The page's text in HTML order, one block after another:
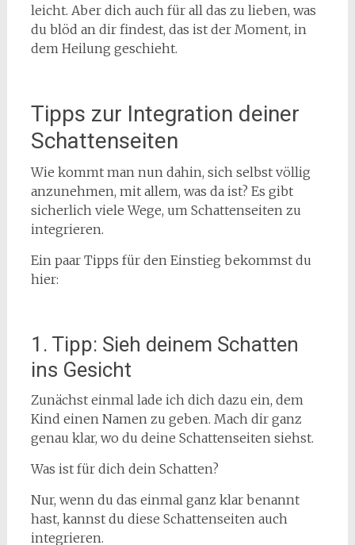
leicht. Aber dich auch für all das zu lieben, was
du blöd an dir findest, das ist der Moment, in
dem Heilung geschieht.
Tipps zur Integration deiner
Schattenseiten
Wie kommt man nun dahin, sich selbst völlig
anzunehmen, mit allem, was da ist? Es gibt
sicherlich viele Wege, um Schattenseiten zu
integrieren.
Ein paar Tipps für den Einstieg bekommst du
hier:
1. Tipp: Sieh deinem Schatten
ins Gesicht
Zunächst einmal lade ich dich dazu ein, dem
Kind einen Namen zu geben. Mach dir ganz
genau klar, wo du deine Schattenseiten siehst.
Was ist für dich dein Schatten?
Nur, wenn du das einmal ganz klar benannt
hast, kannst du diese Schattenseiten auch
integrieren.